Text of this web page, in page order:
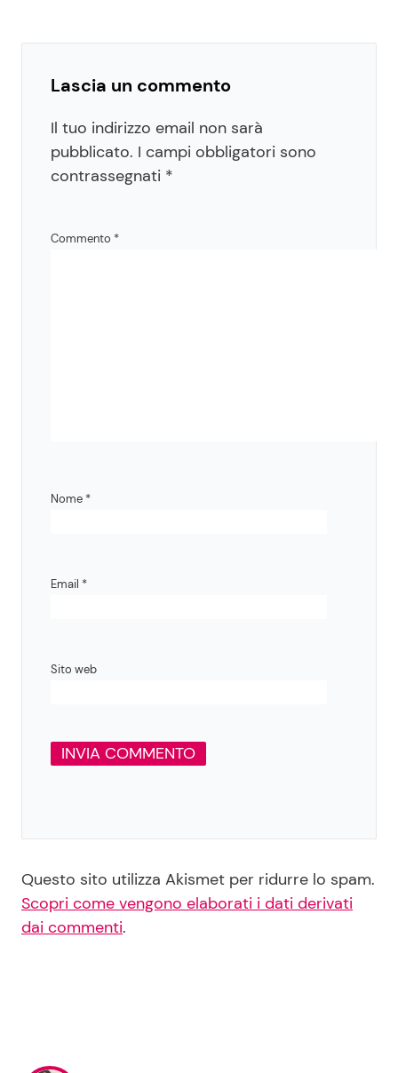
Lascia un commento
Il tuo indirizzo email non sarà
pubblicato. I campi obbligatori sono
contrassegnati *
Commento *
Nome *
Email *
Sito web
Questo sito utilizza Akismet per ridurre lo spam.
Scopri come vengono elaborati i dati derivati
dai commenti.